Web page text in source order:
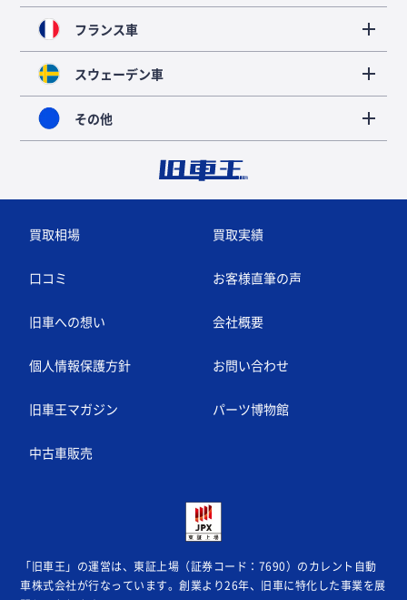
フランス車
スウェーデン車
その他
買取相場 買取実績
口コミ お客様直筆の声
旧車への想い 会社概要
個人情報保護方針 お問い合わせ
旧車王マガジン パーツ博物館
中古車販売
「旧車王」の運営は、東証上場（証券コード：7690）のカレント自動
車株式会社が行なっています。創業より26年、旧車に特化した事業を展